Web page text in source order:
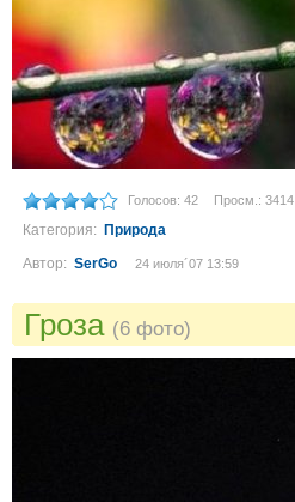
Голосов: 42 Просм.: 3414
Категория: Природа
Автор: SerGo 24 июля´07 13:59
Гроза (6 фото)